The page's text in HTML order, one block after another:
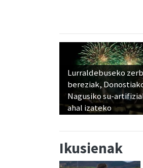
Lurraldebuseko
bereziak,
Nagusiko su-
ahal izateko
Ikusienak